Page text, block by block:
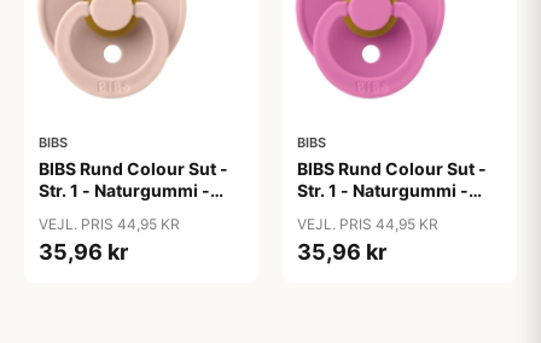
BIBS
BIBS Rund Colour Sut -
Str. 1 - Naturgummi -
VEJL. PRIS 44,95 KR
35,96 kr
BIBS
BIBS Rund Colour Sut -
Str. 1 - Naturgummi -
VEJL. PRIS 44,95 KR
35,96 kr